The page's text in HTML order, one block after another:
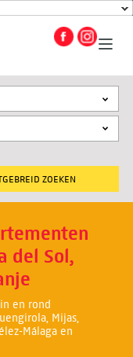
ZOEKEN
del Sol,
en rond
Mijas,
Málaga en